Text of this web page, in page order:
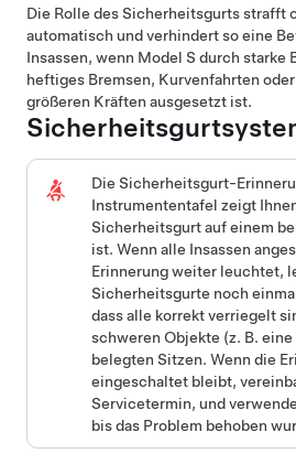
Die Rolle des Sicherheitsgurts strafft
automatisch und verhindert so eine
Insassen, wenn Model S durch starke
heftiges Bremsen, Kurvenfahrten
größeren Kräften ausgesetzt ist.
Die Sicherheitsgurt-
Instrumententafel zeigt
Sicherheitsgurt auf einem
ist. Wenn alle Insassen
Erinnerung weiter leuchtet,
Sicherheitsgurte noch
dass alle korrekt verriegelt
schweren Objekte (z. B.
belegten Sitzen. Wenn die
eingeschaltet bleibt,
Servicetermin, und
bis das Problem behoben